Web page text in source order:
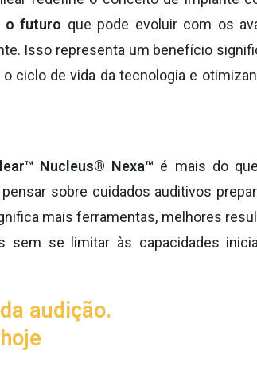
o futuro que pode evoluir com os
Isso representa um benefício
ciclo de vida da tecnologia e
Nucleus® Nexa™ é mais do
sobre cuidados auditivos
mais ferramentas, melhores
sem se limitar às capacidades
audição.